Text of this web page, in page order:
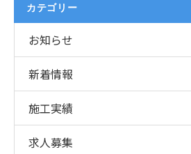
カテゴリー
お知らせ
新着情報
施工実績
求人募集